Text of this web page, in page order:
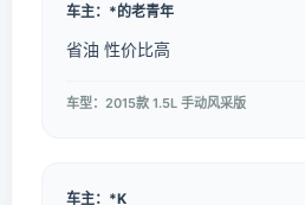
车主：*的老青年
省油 性价比高
车型：2015款 1.5L 手动风采版
车主：*K